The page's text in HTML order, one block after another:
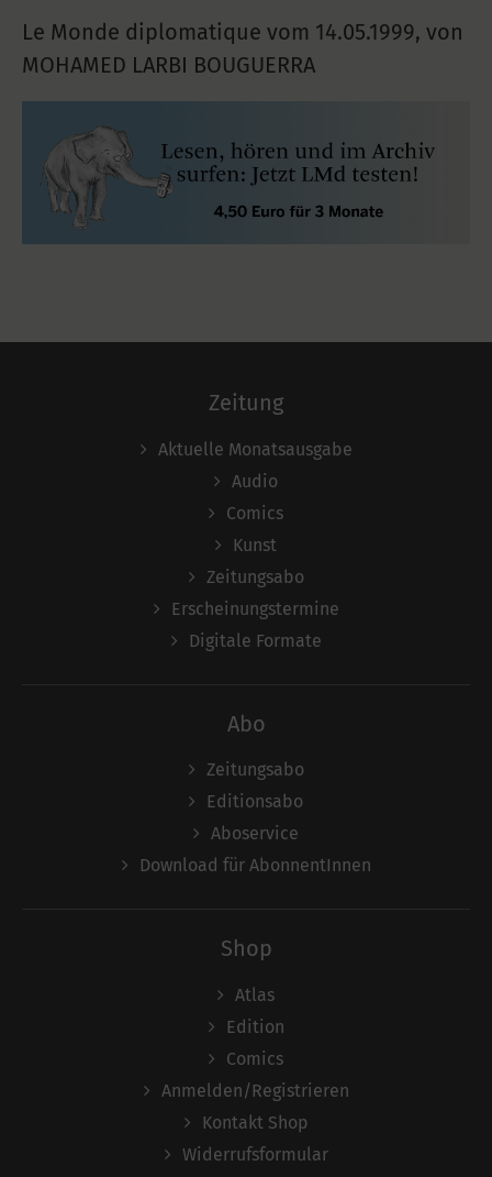
Le Monde diplomatique vom 14.05.1999, von
MOHAMED LARBI BOUGUERRA
Zeitung
Aktuelle Monatsausgabe
Audio
Comics
Kunst
Zeitungsabo
Erscheinungstermine
Digitale Formate
Abo
Zeitungsabo
Editionsabo
Aboservice
Download für AbonnentInnen
Shop
Atlas
Edition
Comics
Anmelden/Registrieren
Kontakt Shop
Widerrufsformular